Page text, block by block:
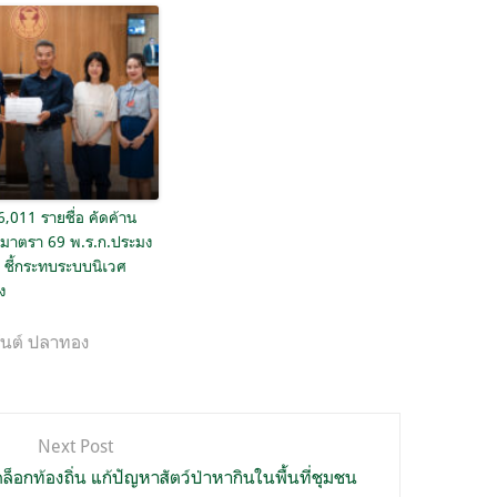
รายชื่อ คัดค้าน
าตรา 69 พ.ร.ก.ประมง
ชี้กระทบระบบนิเวศ
ต์ ปลาทอง
Next Post
ล็อกท้องถิ่น แก้ปัญหาสัตว์ป่าหากินในพื้นที่ชุมชน